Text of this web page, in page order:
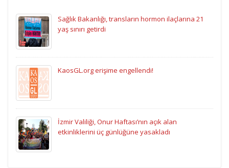
Sağlık Bakanlığı, transların hormon ilaçlarına 21
yaş sınırı getirdi
KaosGL.org erişime engellendi!
İzmir Valiliği, Onur Haftası’nın açık alan
etkinliklerini üç günlüğüne yasakladı